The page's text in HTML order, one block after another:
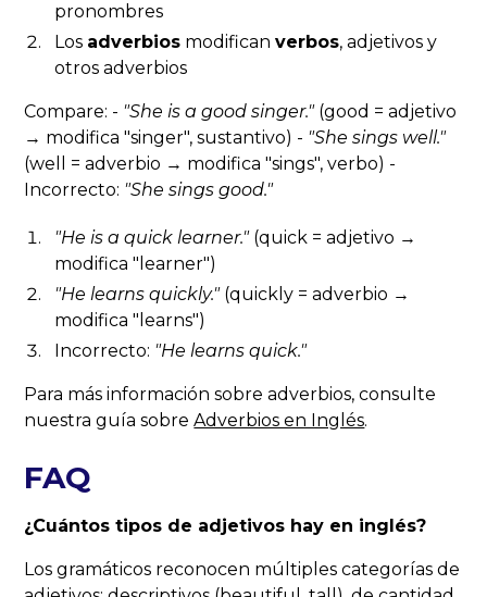
pronombres
Los adverbios modificanverbos, adjetivos y
otros adverbios
Compare: - "She is agood singer."(good = adjetivo
→ modifica "singer", sustantivo) - "She sings well."
(well = adverbio → modifica "sings", verbo) -
Incorrecto: "She singsgood."
"He is aquick learner."(quick = adjetivo →
modifica "learner")
"He learnsquickly."(quickly = adverbio →
modifica "learns")
Incorrecto: "He learnsquick."
Para más información sobre adverbios, consulte
nuestra guía sobreAdverbios en Inglés.
FAQ
¿Cuántos tipos de adjetivos hay en inglés?
Los gramáticos reconocen múltiples categorías de